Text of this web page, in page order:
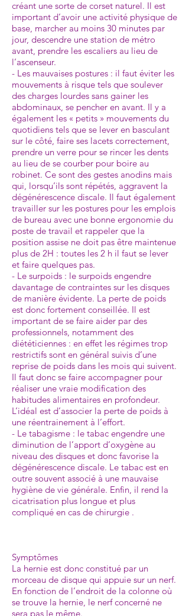
créant une sorte de corset naturel. Il est
important d’avoir une activité physique de
base, marcher au moins 30 minutes par
jour, descendre une station de métro
avant, prendre les escaliers au lieu de
l’ascenseur.
- Les mauvaises postures : il faut éviter les
mouvements à risque tels que soulever
des charges lourdes sans gainer les
abdominaux, se pencher en avant. Il y a
également les « petits » mouvements du
quotidiens tels que se lever en basculant
sur le côté, faire ses lacets correctement,
prendre un verre pour se rincer les dents
au lieu de se courber pour boire au
robinet. Ce sont des gestes anodins mais
qui, lorsqu’ils sont répétés, aggravent la
dégénérescence discale. Il faut également
travailler sur les postures pour les emplois
de bureau avec une bonne ergonomie du
poste de travail et rappeler que la
position assise ne doit pas être maintenue
plus de 2H : toutes les 2 h il faut se lever
et faire quelques pas.
- Le surpoids : le surpoids engendre
davantage de contraintes sur les disques
de manière évidente. La perte de poids
est donc fortement conseillée. Il est
important de se faire aider par des
professionnels, notamment des
diététiciennes : en effet les régimes trop
restrictifs sont en général suivis d’une
reprise de poids dans les mois qui suivent.
Il faut donc se faire accompagner pour
réaliser une vraie modification des
habitudes alimentaires en profondeur.
L’idéal est d’associer la perte de poids à
une réentrainement à l’effort.
- Le tabagisme : le tabac engendre une
diminution de l’apport d’oxygène au
niveau des disques et donc favorise la
dégénérescence discale. Le tabac est en
outre souvent associé à une mauvaise
hygiène de vie générale. Enfin, il rend la
cicatrisation plus longue et plus
compliqué en cas de chirurgie .
Symptômes
La hernie est donc constitué par un
morceau de disque qui appuie sur un nerf.
En fonction de l’endroit de la colonne où
se trouve la hernie, le nerf concerné ne
sera pas le même.